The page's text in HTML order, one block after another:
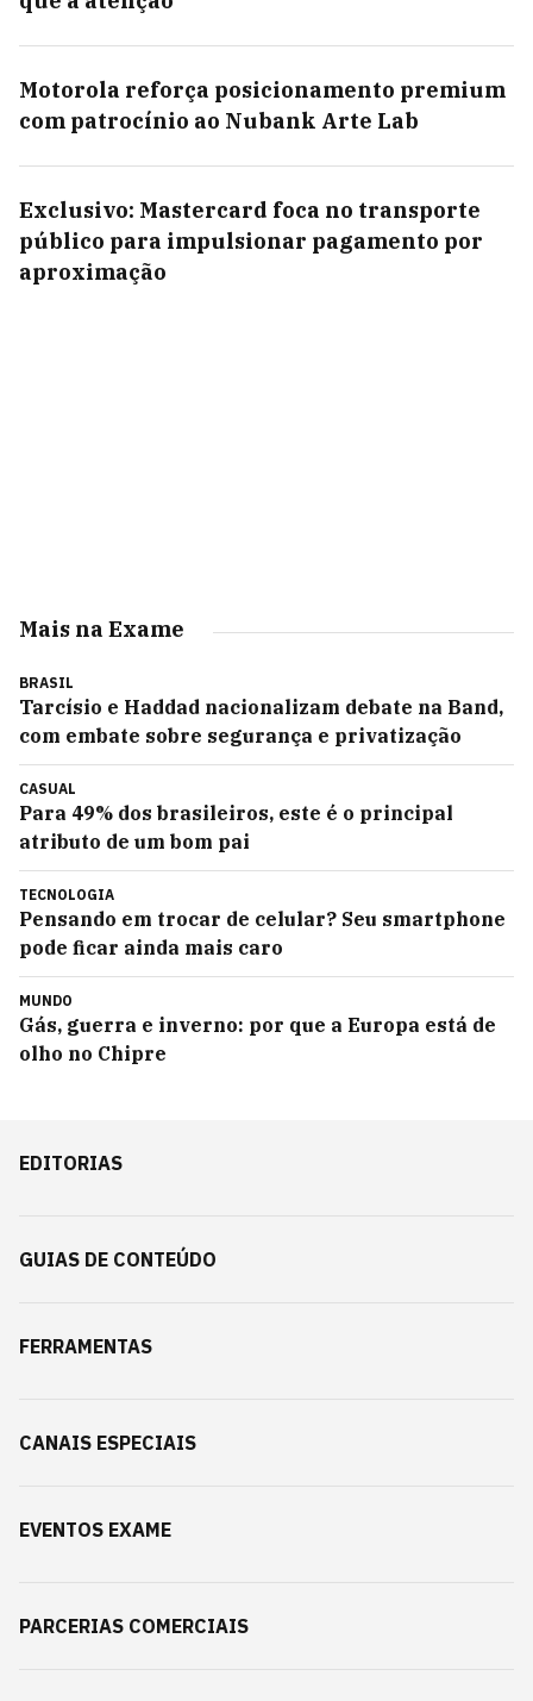
Motorola reforça posicionamento premium
com patrocínio ao Nubank Arte Lab
Exclusivo: Mastercard foca no transporte
público para impulsionar pagamento por
aproximação
Mais na Exame
BRASIL
Tarcísio e Haddad nacionalizam debate na Band,
com embate sobre segurança e privatização
CASUAL
Para 49% dos brasileiros, este é o principal
atributo de um bom pai
TECNOLOGIA
Pensando em trocar de celular? Seu smartphone
pode ficar ainda mais caro
MUNDO
Gás, guerra e inverno: por que a Europa está de
olho no Chipre
EDITORIAS
GUIAS DE CONTEÚDO
FERRAMENTAS
CANAIS ESPECIAIS
EVENTOS EXAME
PARCERIAS COMERCIAIS